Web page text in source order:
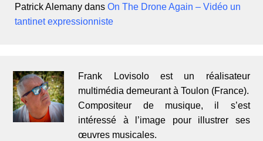
Patrick Alemany dansOn The Drone Again – Vidéo un
tantinet expressionniste
Frank Lovisolo est un réalisateur
multimédia demeurant à Toulon (France).
Compositeur de musique, il s’est
intéressé à l’image pour illustrer ses
œuvres musicales.